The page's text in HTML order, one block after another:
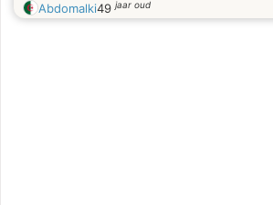
Abdomalki49jaar oud